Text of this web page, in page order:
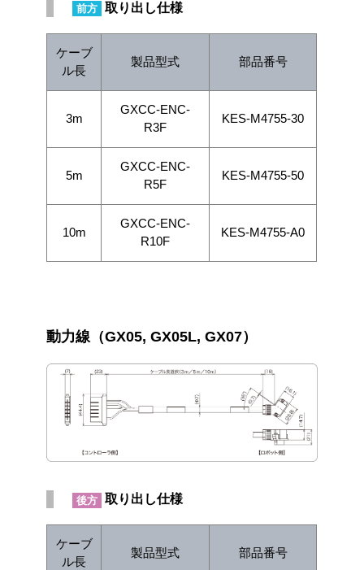
前方 取り出し仕様
ケーブ
ル長
製品型式 部品番号
3m
GXCC-ENC-
R3F
KES-M4755-30
5m
GXCC-ENC-
R5F
KES-M4755-50
10m
GXCC-ENC-
R10F
KES-M4755-A0
動力線（GX05, GX05L, GX07）
後方 取り出し仕様
ケーブ
ル長
製品型式 部品番号